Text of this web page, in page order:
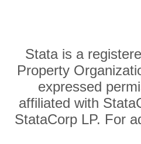
Stata is a
Property
expressed
affiliated with
StataCorp LP. For